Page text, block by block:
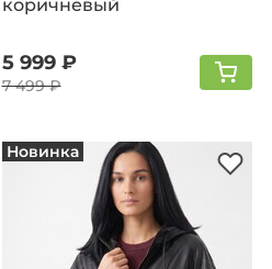
коричневый
5 999 ₽
7 499 ₽
Новинка